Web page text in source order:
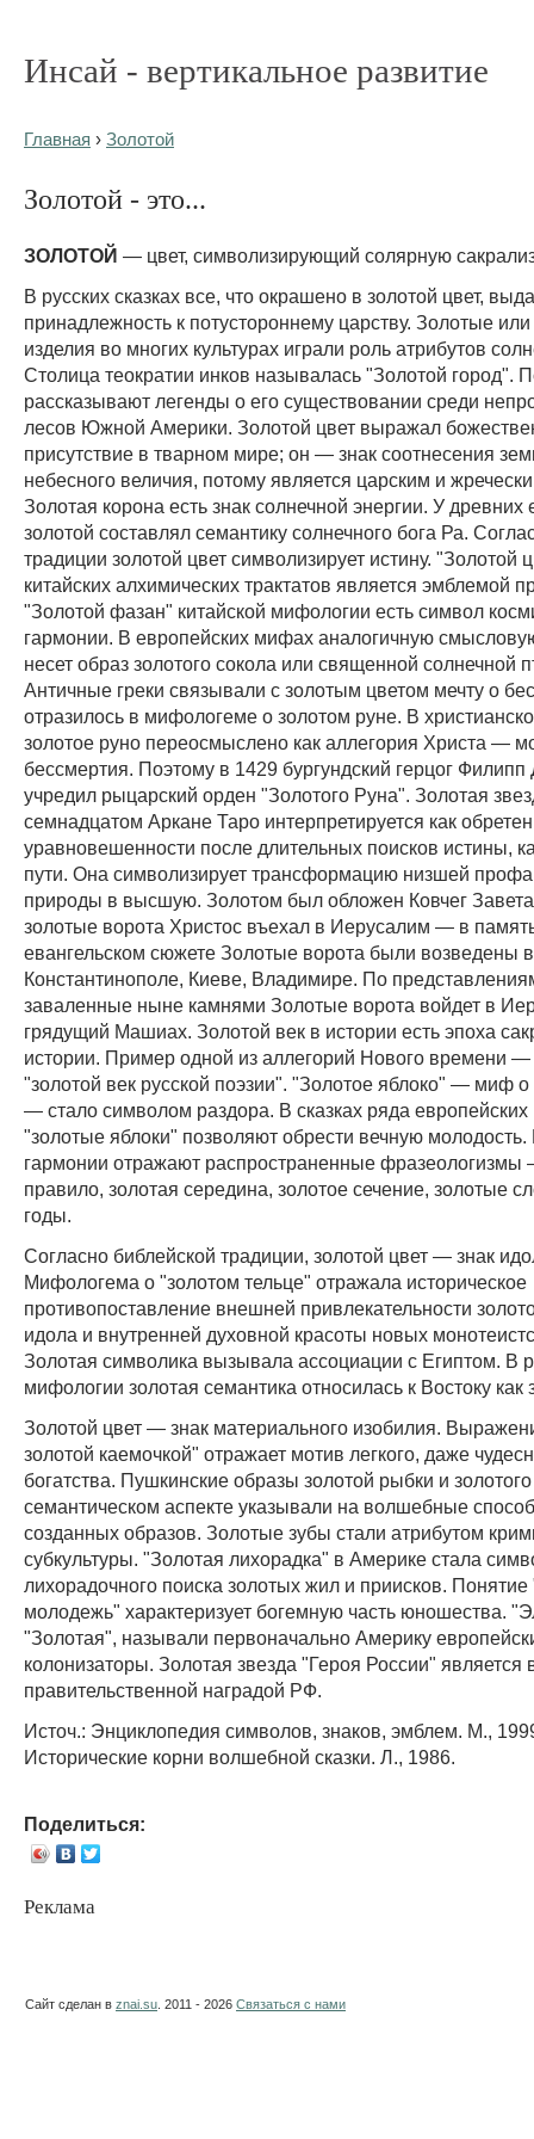
Инсай - вертикальное развитие
Главная › Золотой
Золотой - это...
ЗОЛОТОЙ — цвет, символизирующий солярную
В русских сказках все, что окрашено в золотой цвет,
принадлежность к потустороннему царству. Золотые
изделия во многих культурах играли роль атрибутов
Столица теократии инков называлась "Золотой город".
рассказывают легенды о его существовании среди
лесов Южной Америки. Золотой цвет выражал
присутствие в тварном мире; он — знак соотнесения
небесного величия, потому является царским и
Золотая корона есть знак солнечной энергии. У древних
золотой составлял семантику солнечного бога Ра.
традиции золотой цвет символизирует истину. "Золотой
китайских алхимических трактатов является эмблемой
"Золотой фазан" китайской мифологии есть символ
гармонии. В европейских мифах аналогичную
несет образ золотого сокола или священной солнечной
Античные греки связывали с золотым цветом мечту о
отразилось в мифологеме о золотом руне. В
золотое руно переосмыслено как аллегория Христа —
бессмертия. Поэтому в 1429 бургундский герцог
учредил рыцарский орден "Золотого Руна". Золотая
семнадцатом Аркане Таро интерпретируется как
уравновешенности после длительных поисков истины,
пути. Она символизирует трансформацию низшей
природы в высшую. Золотом был обложен Ковчег
золотые ворота Христос въехал в Иерусалим — в
евангельском сюжете Золотые ворота были возведены в
Константинополе, Киеве, Владимире. По
заваленные ныне камнями Золотые ворота войдет в
грядущий Машиах. Золотой век в истории есть эпоха
истории. Пример одной из аллегорий Нового времени
"золотой век русской поэзии". "Золотое яблоко" — миф
— стало символом раздора. В сказках ряда
"золотые яблоки" позволяют обрести вечную
гармонии отражают распространенные фразеологизмы
правило, золотая середина, золотое сечение, золотые
годы.
Согласно библейской традиции, золотой цвет — знак
Мифологема о "золотом тельце" отражала историческое
противопоставление внешней привлекательности
идола и внутренней духовной красоты новых
Золотая символика вызывала ассоциации с Египтом. В
мифологии золотая семантика относилась к Востоку как
Золотой цвет — знак материального изобилия.
золотой каемочкой" отражает мотив легкого, даже
богатства. Пушкинские образы золотой рыбки и
семантическом аспекте указывали на волшебные
созданных образов. Золотые зубы стали атрибутом
субкультуры. "Золотая лихорадка" в Америке стала
лихорадочного поиска золотых жил и приисков. Понятие
молодежь" характеризует богемную часть юношества.
"Золотая", называли первоначально Америку
колонизаторы. Золотая звезда "Героя России"
правительственной наградой РФ.
Источ.: Энциклопедия символов, знаков, эмблем. М.,
Исторические корни волшебной сказки. Л., 1986.
Поделиться:
Реклама
Сайт сделан в znai.su . 2011 - 2026 Связаться с нами